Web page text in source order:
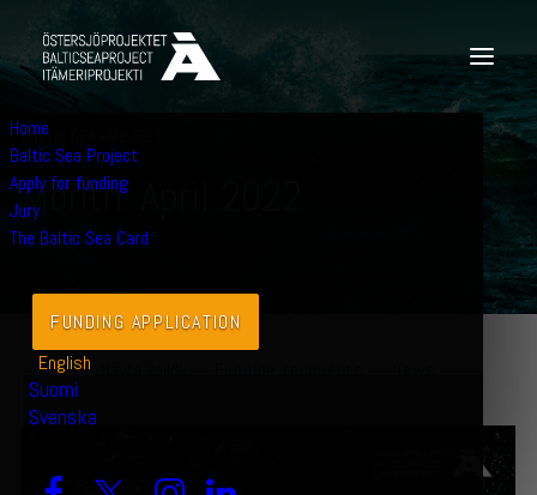
Home
Baltic Sea Project
Apply for funding
Jury
The Baltic Sea Card
FUNDING APPLICATION
English
Suomi
Svenska
BALTIC SEA PROJECT
Month: